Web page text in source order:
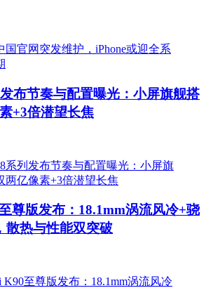
布节奏与配置曝光：小屏旗舰搭
+3倍潜望长焦
尊版发布：18.1mm涡流风冷+骁
散热与性能双突破